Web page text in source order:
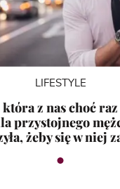
LIFESTYLE
z nas choć
przystojnego
żeby się w niej